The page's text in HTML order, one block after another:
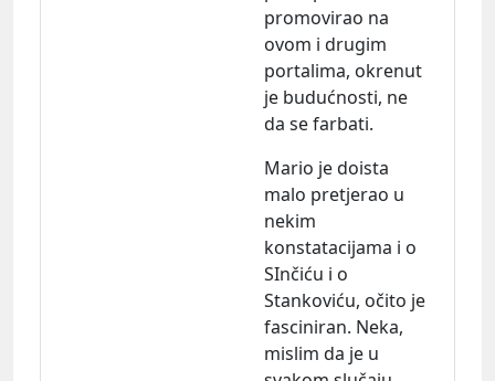
promovirao na
ovom i drugim
portalima, okrenut
je budućnosti, ne
da se farbati.
Mario je doista
malo pretjerao u
nekim
konstatacijama i o
SInčiću i o
Stankoviću, očito je
fasciniran. Neka,
mislim da je u